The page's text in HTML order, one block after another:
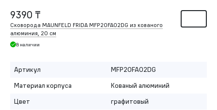
9390 ₸
Сковорода MAUNFELD FRIDA MFP20FA02DG из кованого
алюминия, 20 см
В наличии
Артикул
MFP20FA02DG
Материал корпуса
Кованый алюминий
Цвет
графитовый